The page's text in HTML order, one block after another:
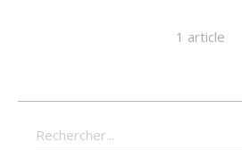
1 article
Rechercher